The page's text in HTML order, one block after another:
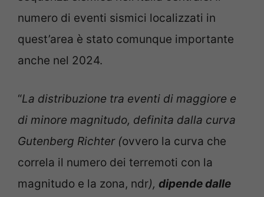
numero di eventi sismici localizzati in
quest’area è stato comunque importante
anche nel 2024.
“La distribuzione tra eventi di maggiore e
di minore magnitudo, definita dalla curva
Gutenberg Richter (ovvero la curva che
correla il numero dei terremoti con la
magnitudo e la zona, ndr), dipende dalle